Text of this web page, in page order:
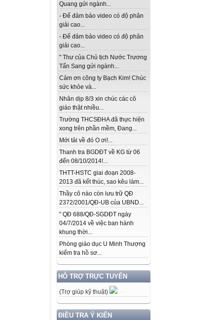
Quang gửi ngành...
- Để đảm bảo video có độ phân
giải cao...
- Để đảm bảo video có độ phân
giải cao...
" Thư của Chủ tịch Nước Trương
Tấn Sang gửi ngành...
Cảm ơn công ty Bạch Kim! Chúc
sức khỏe và...
Nhân dịp 8/3 xin chúc các cô
giáo thật nhiều...
Trường THCSĐHA đã thực hiện
xong trên phần mềm, Đang...
Mới tải về đó O ơi!...
Thanh tra BGDĐT về KG từ 06
đến 08/10/2014!...
THTT-HSTC giai đoạn 2008-
2013 đã kết thúc, sao kêu làm...
Thầy cô nào còn lưu trữ QĐ
2372/2001/QĐ-UB của UBND...
" QĐ 688/QĐ-SGDĐT ngày
04/7/2014 về việc ban hành
khung thời...
Phòng giáo dục U Minh Thượng
kiểm tra hồ sơ...
HỖ TRỢ TRỰC TUYẾN
(Trợ giúp kỹ thuật)
ĐIỀU TRA Ý KIẾN